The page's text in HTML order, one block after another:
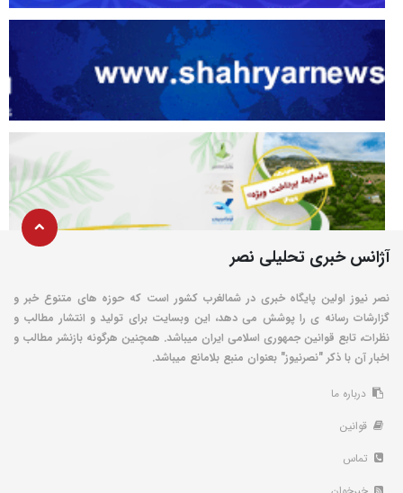
آژانس خبری تحلیلی نصر
نصر نیوز اولین پایگاه خبری در شمالغرب کشور است که حوزه های متنوع خبر و
گزارشات رسانه ی را پوشش می دهد، این وبسایت برای تولید و انتشار مطالب و
نظرات، تابع قوانین جمهوری اسلامی ایران میباشد. همچنین هرگونه بازنشر مطالب و
اخبار آن با ذکر "نصرنیوز" بعنوان منبع بلامانع میباشد.
درباره ما
قوانین
تماس